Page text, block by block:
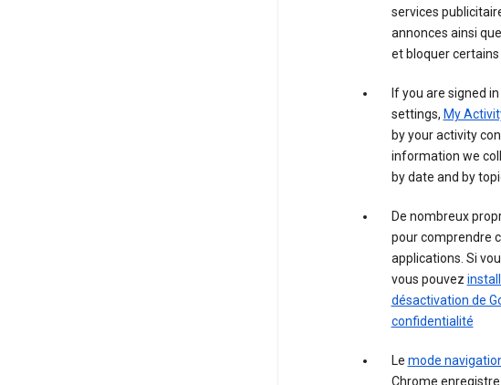
services
annonces ainsi
et bloquer
If you are signed
settings, My
by your activity
information we
by date and by
De nombreux
pour comprendre
applications. Si
vous pouvez
désactivation de
confidentialité
Le mode
Chrome